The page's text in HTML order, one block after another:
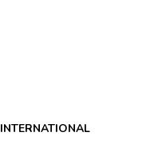
INTERNATIONAL